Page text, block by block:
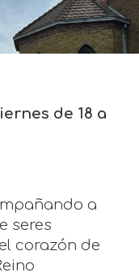
de 18 a
a
seres
corazón de